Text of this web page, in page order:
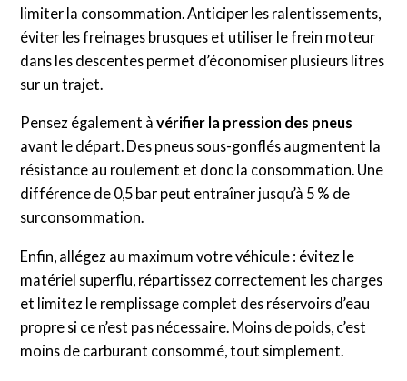
limiter la consommation. Anticiper les ralentissements,
éviter les freinages brusques et utiliser le frein moteur
dans les descentes permet d’économiser plusieurs litres
sur un trajet.
Pensez également àvérifier la pression des pneus
avant le départ. Des pneus sous-gonflés augmentent la
résistance au roulement et donc la consommation. Une
différence de 0,5 bar peut entraîner jusqu’à 5 % de
surconsommation.
Enfin, allégez au maximum votre véhicule : évitez le
matériel superflu, répartissez correctement les charges
et limitez le remplissage complet des réservoirs d’eau
propre si ce n’est pas nécessaire. Moins de poids, c’est
moins de carburant consommé, tout simplement.